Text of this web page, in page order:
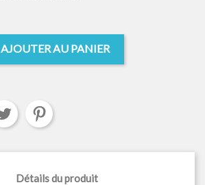
AJOUTER AU PANIER
Détails du produit